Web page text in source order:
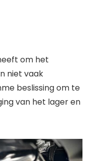
om het
niet vaak
beslissing om te
van het lager en